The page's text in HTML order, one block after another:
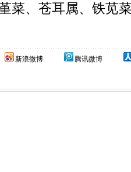
菜、苍耳属、铁苋
新浪微博 腾讯微博